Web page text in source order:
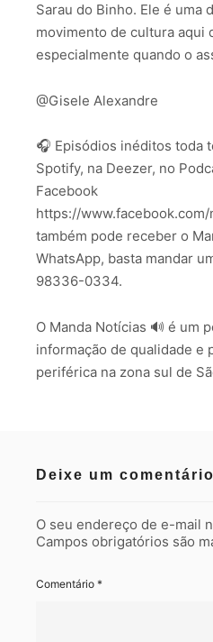
Sarau do Binho. Ele é uma
movimento de cultura aqui
especialmente quando o
@Gisele Alexandre
🎧 Episódios inéditos toda
Spotify, na Deezer, no
Facebook
https://
também pode receber o
WhatsApp, basta mandar
98336-0334.
O Manda Notícias 🔊 é um
informação de qualidade e
periférica na zona sul de
Deixe um comentário
O seu endereço de e-mail
Campos obrigatórios são
Comentário *